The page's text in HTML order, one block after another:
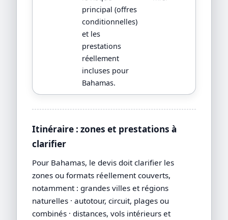
principal (offres
conditionnelles)
et les
prestations
réellement
incluses pour
Bahamas.
Itinéraire : zones et prestations à
clarifier
Pour Bahamas, le devis doit clarifier les
zones ou formats réellement couverts,
notamment : grandes villes et régions
naturelles · autotour, circuit, plages ou
combinés · distances, vols intérieurs et